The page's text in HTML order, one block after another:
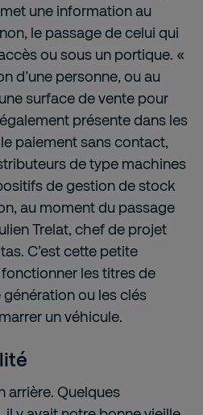
une information au
le passage de celui qui
ou sous un portique. «
d’une personne, ou au
surface de vente pour
présente dans les
paiement sans contact,
de type machines
de gestion de stock
au moment du passage
Trelat, chef de projet
C’est cette petite
les titres de
ou les clés
un véhicule.
arrière. Quelques